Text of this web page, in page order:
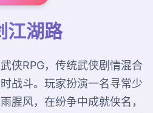
江湖路
侠RPG，传统武侠剧情混合
战斗。玩家扮演一名寻常少
腥风，在纷争中成就侠名，